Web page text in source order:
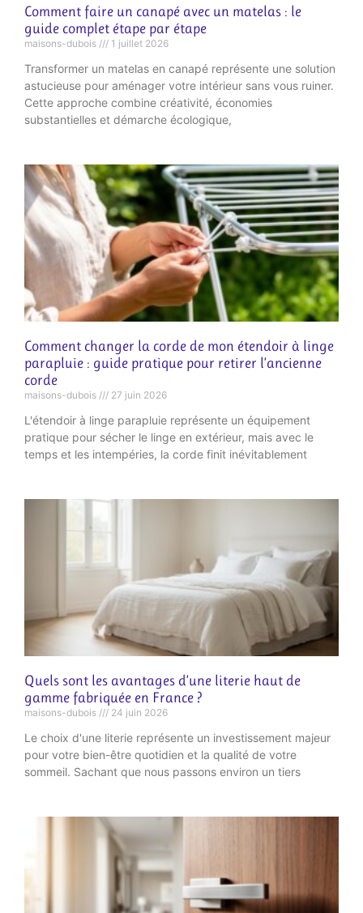
Comment faire un canapé avec un matelas : le
guide complet étape par étape
maisons-dubois 1 juillet 2026
Transformer un matelas en canapé représente une solution
astucieuse pour aménager votre intérieur sans vous ruiner.
Cette approche combine créativité, économies
substantielles et démarche écologique,
Comment changer la corde de mon étendoir à linge
parapluie : guide pratique pour retirer l’ancienne
corde
maisons-dubois 27 juin 2026
L'étendoir à linge parapluie représente un équipement
pratique pour sécher le linge en extérieur, mais avec le
temps et les intempéries, la corde finit inévitablement
Quels sont les avantages d’une literie haut de
gamme fabriquée en France ?
maisons-dubois 24 juin 2026
Le choix d'une literie représente un investissement majeur
pour votre bien-être quotidien et la qualité de votre
sommeil. Sachant que nous passons environ un tiers